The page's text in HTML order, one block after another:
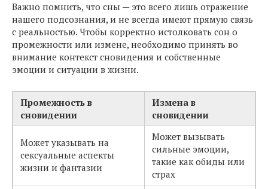
Важно помнить, что сны — это всего лишь отражение
нашего подсознания, и не всегда имеют прямую связь
с реальностью. Чтобы корректно истолковать сон о
промежности или измене, необходимо принять во
внимание контекст сновидения и собственные
эмоции и ситуации в жизни.
Промежность в
сновидении
Измена в
сновидении
Может указывать на
сексуальные аспекты
жизни и фантазии
Может вызывать
сильные эмоции,
такие как обиды или
страх